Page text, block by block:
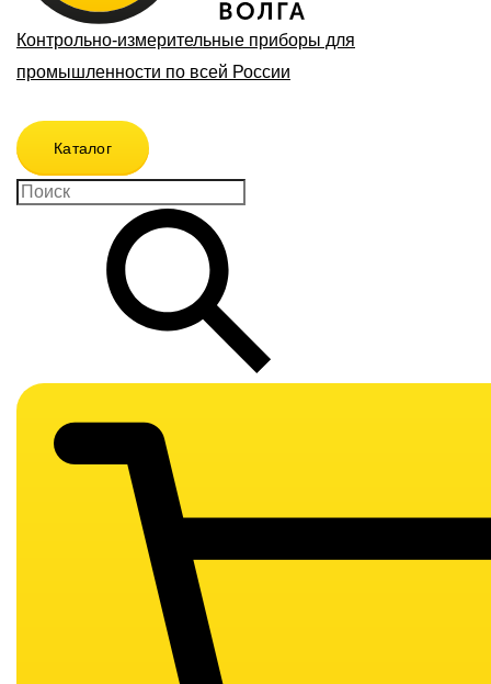
Контрольно-измерительные приборы для
промышленности по всей России
Каталог